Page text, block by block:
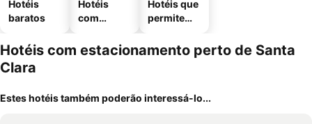
Hotéis
baratos
Hotéis
com
Hotéis que
permitem
Hotéis com estacionamento perto de Santa
Clara
Estes hotéis também poderão interessá-lo...